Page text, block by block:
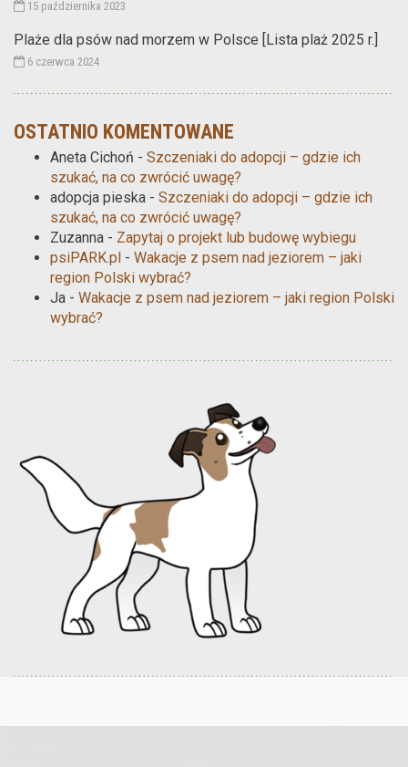
15 października 2023
Plaże dla psów nad morzem w Polsce [Lista plaż 2025 r.]
6 czerwca 2024
OSTATNIO KOMENTOWANE
Aneta Cichoń - Szczeniaki do adopcji – gdzie ich
szukać, na co zwrócić uwagę?
adopcja pieska - Szczeniaki do adopcji – gdzie ich
szukać, na co zwrócić uwagę?
Zuzanna - Zapytaj o projekt lub budowę wybiegu
psiPARK.pl - Wakacje z psem nad jeziorem – jaki
region Polski wybrać?
Ja - Wakacje z psem nad jeziorem – jaki region Polski
wybrać?